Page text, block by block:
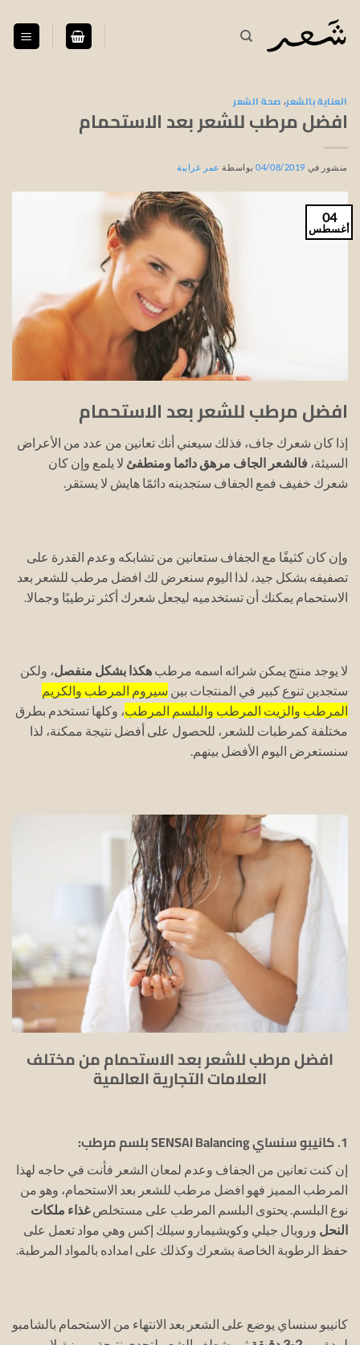
للمحتوى
العناية بالشعر،صحة الشعر
افضل مرطب للشعر بعد الاستحمام
منشور في 04/08/2019 بواسطة عمر غرايبة
04
أغسطس
افضل مرطب للشعر بعد الاستحمام
إذا كان شعرك جاف، فذلك سيعني أنك تعانين من عدد من الأعراض
السيئة، فالشعر الجاف مرهق دائما ومنطفئ لا يلمع وإن كان
شعرك خفيف فمع الجفاف ستجدينه دائمًا هايش لا يستقر.
وإن كان كثيفًا مع الجفاف ستعانين من تشابكه وعدم القدرة على
تصفيفه بشكل جيد، لذا اليوم سنعرض لك افضل مرطب للشعر بعد
الاستحمام يمكنك أن تستخدميه ليجعل شعرك أكثر ترطيبًا وجمالا.
لا يوجد منتج يمكن شرائه اسمه مرطب هكذا بشكل منفصل، ولكن
ستجدين تنوع كبير في المنتجات بين سيروم المرطب والكريم
المرطب والزيت المرطب والبلسم المرطب، وكلها تستخدم بطرق
مختلفة كمرطبات للشعر، للحصول على أفضل نتيجة ممكنة، لذا
سنستعرض اليوم الأفضل بينهم.
افضل مرطب للشعر بعد الاستحمام من مختلف
العلامات التجارية العالمية
1. كانيبو سنساي SENSAI Balancing بلسم مرطب:
إن كنت تعانين من الجفاف وعدم لمعان الشعر فأنت في حاجه لهذا
المرطب المميز فهو افضل مرطب للشعر بعد الاستحمام، وهو من
نوع البلسم. يحتوى البلسم المرطب على مستخلصغذاء ملكات
النحل ورويال جيلي وكويشيمارو سيلك إكس وهي مواد تعمل على
حفظ الرطوبة الخاصة بشعرك وكذلك على امداده بالمواد المرطبة.
كانيبو سنساي يوضع على الشعر بعد الانتهاء من الاستحمام بالشامبو